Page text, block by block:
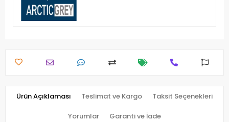
Ürün Açıklaması Teslimat ve Kargo Taksit Seçenekleri
Yorumlar Garanti ve İade